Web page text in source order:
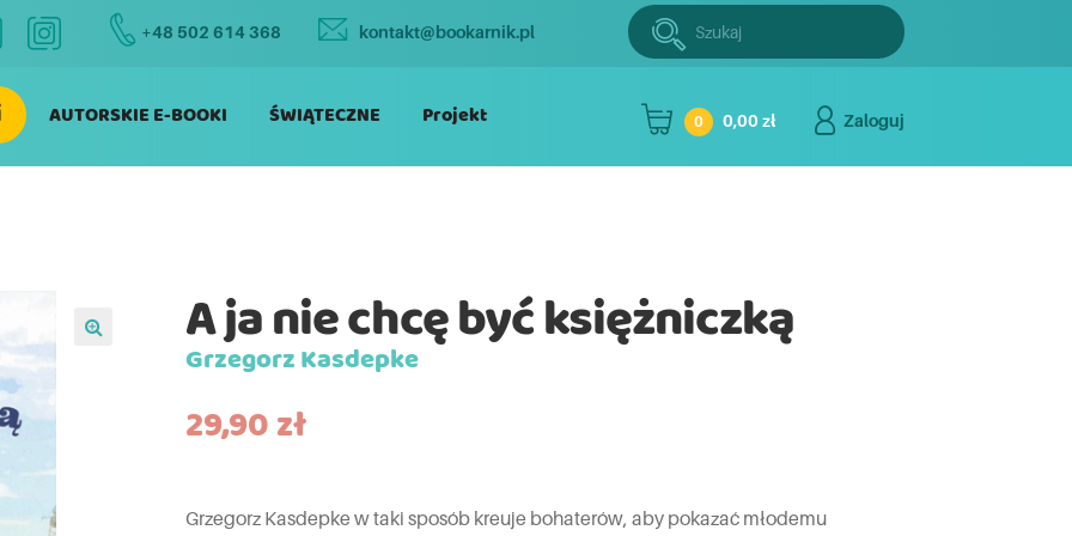
+48 502 614 368 kontakt@bookarnik.pl
Szukaj:Szukaj
AUTORSKIE E-BOOKI ŚWIĄTECZNE Projekt 0 0,00 zł Zaloguj
A ja nie chcę być księżniczką
Grzegorz Kasdepke
29,90zł
Grzegorz Kasdepke w taki sposób kreuje bohaterów, aby pokazać młodemu